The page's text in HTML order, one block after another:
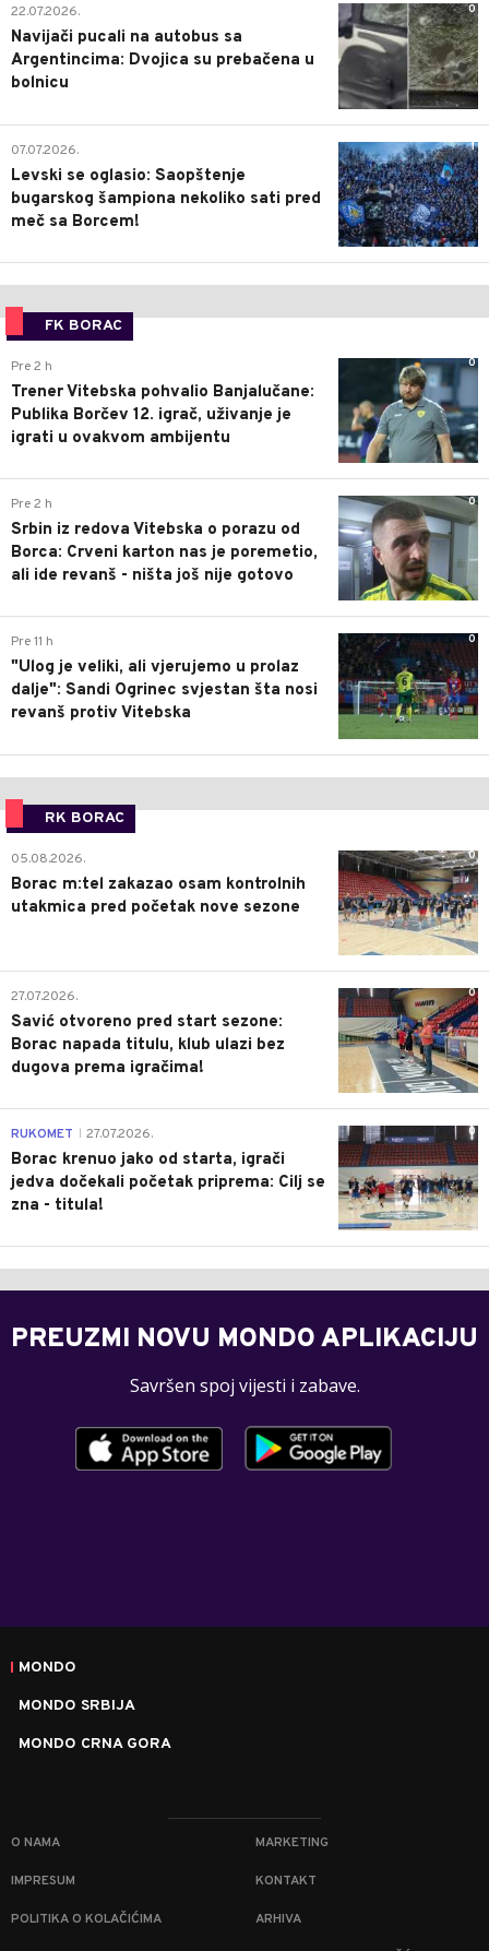
0
22.07.2026.
Navijači pucali na autobus sa
Argentincima: Dvojica su prebačena u
bolnicu
1
07.07.2026.
Levski se oglasio: Saopštenje
bugarskog šampiona nekoliko sati pred
meč sa Borcem!
FK BORAC
0
Pre 2 h
Trener Vitebska pohvalio Banjalučane:
Publika Borčev 12. igrač, uživanje je
igrati u ovakvom ambijentu
0
Pre 2 h
Srbin iz redova Vitebska o porazu od
Borca: Crveni karton nas je poremetio,
ali ide revanš - ništa još nije gotovo
0
Pre 11 h
"Ulog je veliki, ali vjerujemo u prolaz
dalje": Sandi Ogrinec svjestan šta nosi
revanš protiv Vitebska
RK BORAC
0
05.08.2026.
Borac m:tel zakazao osam kontrolnih
utakmica pred početak nove sezone
0
27.07.2026.
Savić otvoreno pred start sezone:
Borac napada titulu, klub ulazi bez
dugova prema igračima!
0
RUKOMET 27.07.2026.
Borac krenuo jako od starta, igrači
jedva dočekali početak priprema: Cilj se
zna - titula!
PREUZMI NOVU MONDO APLIKACIJU
Savršen spoj vijesti i zabave.
MONDO
MONDO SRBIJA
MONDO CRNA GORA
O NAMA MARKETING
IMPRESUM KONTAKT
POLITIKA O KOLAČIĆIMA ARHIVA